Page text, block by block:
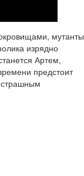
мутанты
изрядно
Артем,
предстоит
страшным